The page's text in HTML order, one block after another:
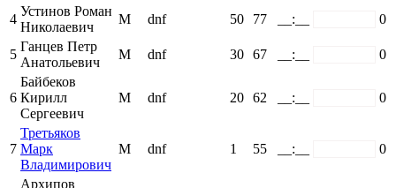
4
Устинов Роман
Николаевич
М dnf 50 77 __:__ 0
5
Ганцев Петр
Анатольевич
М dnf 30 67 __:__ 0
6
Байбеков
Кирилл
Сергеевич
М dnf 20 62 __:__ 0
7
Третьяков
Марк
Владимирович
М dnf 1 55 __:__ 0
Архипов